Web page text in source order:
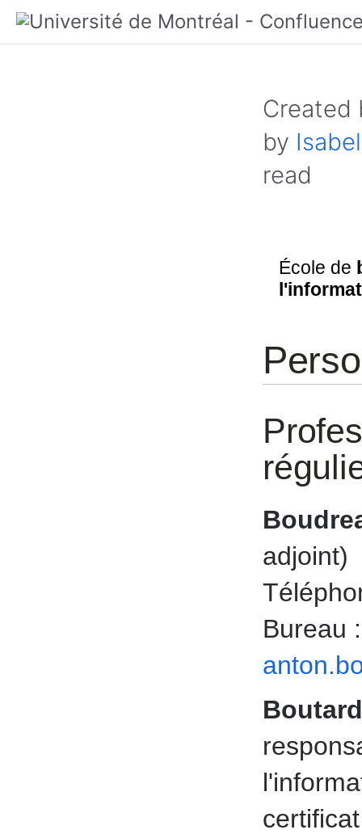
by
read
École de
adjoint)
Bureau